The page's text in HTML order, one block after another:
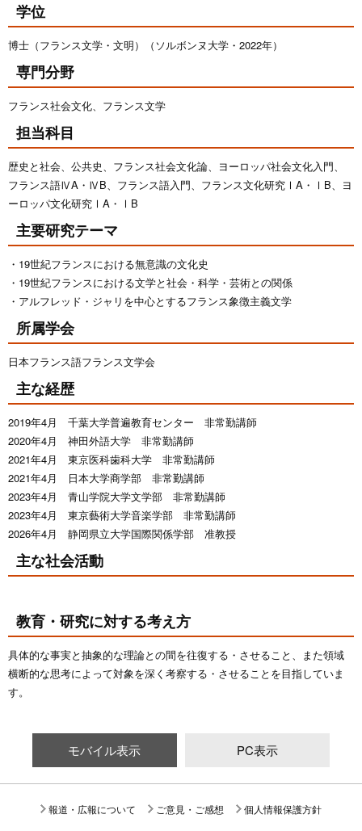
学位
博士（フランス文学・文明）（ソルボンヌ大学・2022年）
専門分野
フランス社会文化、フランス文学
担当科目
歴史と社会、公共史、フランス社会文化論、ヨーロッパ社会文化入門、
フランス語ⅣA・ⅣB、フランス語入門、フランス文化研究ⅠA・ⅠB、ヨ
ーロッパ文化研究ⅠA・ⅠB
主要研究テーマ
19世紀フランスにおける無意識の文化史
19世紀フランスにおける文学と社会・科学・芸術との関係
アルフレッド・ジャリを中心とするフランス象徴主義文学
所属学会
日本フランス語フランス文学会
主な経歴
2019年4月 千葉大学普遍教育センター 非常勤講師
2020年4月 神田外語大学 非常勤講師
2021年4月 東京医科歯科大学 非常勤講師
2021年4月 日本大学商学部 非常勤講師
2023年4月 青山学院大学文学部 非常勤講師
2023年4月 東京藝術大学音楽学部 非常勤講師
2026年4月 静岡県立大学国際関係学部 准教授
主な社会活動
教育・研究に対する考え方
具体的な事実と抽象的な理論との間を往復する・させること、また領域
横断的な思考によって対象を深く考察する・させることを目指していま
す。
モバイル表示 PC表示
報道・広報について ご意見・ご感想
個人情報保護方針